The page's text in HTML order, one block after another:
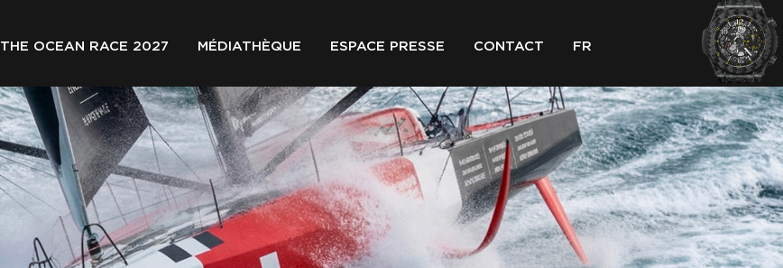
THE OCEAN RACE 2027 MÉDIATHÈQUE ESPACE PRESSE CONTACT FR